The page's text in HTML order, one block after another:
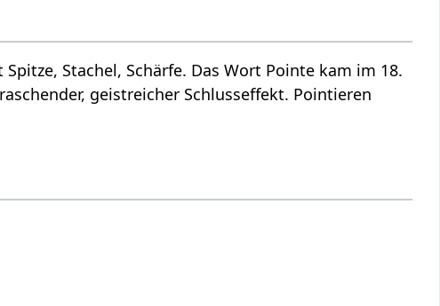
Stachel, Schärfe. Das Wort Pointe kam im 18.
geistreicher Schlusseffekt. Pointieren